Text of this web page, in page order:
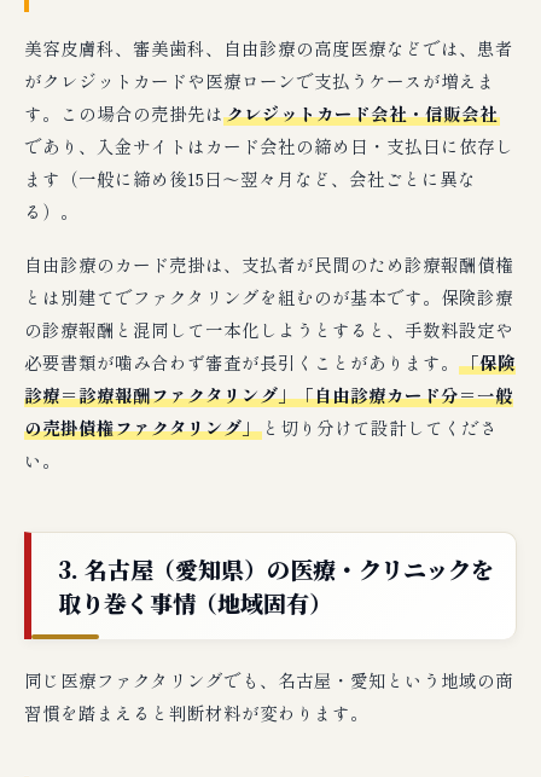
美容皮膚科、審美歯科、自由診療の高度医療などでは、患者
がクレジットカードや医療ローンで支払うケースが増えま
す。この場合の売掛先はクレジットカード会社・信販会社
であり、入金サイトはカード会社の締め日・支払日に依存し
ます（一般に締め後15日〜翌々月など、会社ごとに異な
る）。
自由診療のカード売掛は、支払者が民間のため診療報酬債権
とは別建てでファクタリングを組むのが基本です。保険診療
の診療報酬と混同して一本化しようとすると、手数料設定や
必要書類が噛み合わず審査が長引くことがあります。 「保険
診療＝診療報酬ファクタリング」「自由診療カード分＝一般
の売掛債権ファクタリング」 と切り分けて設計してくださ
い。
3. 名古屋（愛知県）の医療・クリニックを
取り巻く事情（地域固有）
同じ医療ファクタリングでも、名古屋・愛知という地域の商
習慣を踏まえると判断材料が変わります。